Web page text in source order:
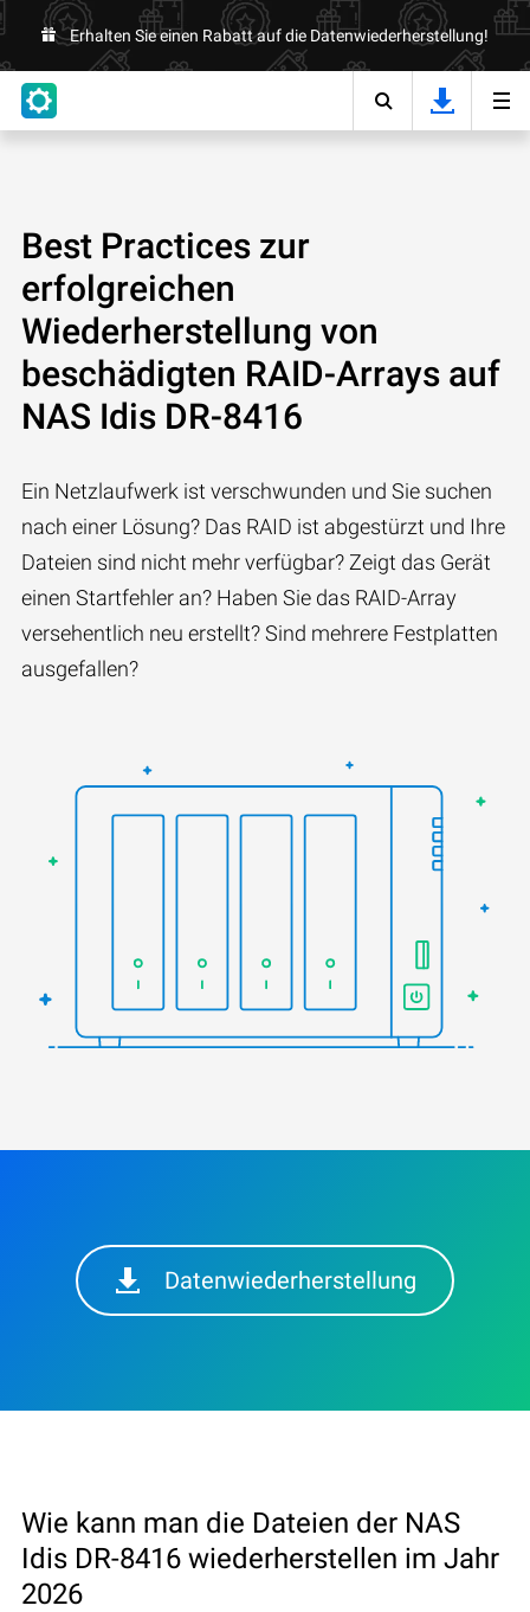
Erhalten Sie einen Rabatt auf die Datenwiederherstellung!
Best Practices zur
erfolgreichen
Wiederherstellung von
beschädigten RAID-Arrays auf
NAS Idis DR-8416
Ein Netzlaufwerk ist verschwunden und Sie suchen
nach einer Lösung? Das RAID ist abgestürzt und Ihre
Dateien sind nicht mehr verfügbar? Zeigt das Gerät
einen Startfehler an? Haben Sie das RAID-Array
versehentlich neu erstellt? Sind mehrere Festplatten
ausgefallen?
Datenwiederherstellung
Wie kann man die Dateien der NAS
Idis DR-8416 wiederherstellen im Jahr
2026